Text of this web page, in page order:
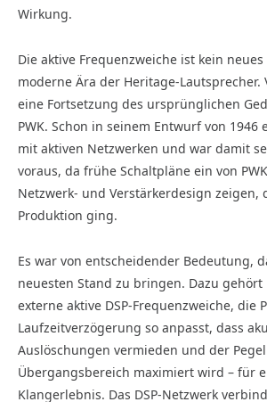
Wirkung.
Die aktive Frequenzweiche ist kein
moderne Ära der Heritage-Lautsprecher.
eine Fortsetzung des ursprünglichen
PWK. Schon in seinem Entwurf von
mit aktiven Netzwerken und war damit
voraus, da frühe Schaltpläne ein von
Netzwerk- und Verstärkerdesign zeigen,
Produktion ging.
Es war von entscheidender Bedeutung,
neuesten Stand zu bringen. Dazu
externe aktive DSP-Frequenzweiche, die
Laufzeitverzögerung so anpasst, dass
Auslöschungen vermieden und der
Übergangsbereich maximiert wird – für
Klangerlebnis. Das DSP-Netzwerk